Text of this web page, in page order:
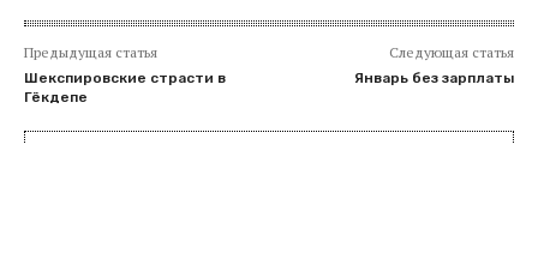
Предыдущая статья
Шекспировские страсти в
Гёкдепе
Следующая статья
Январь без зарплаты